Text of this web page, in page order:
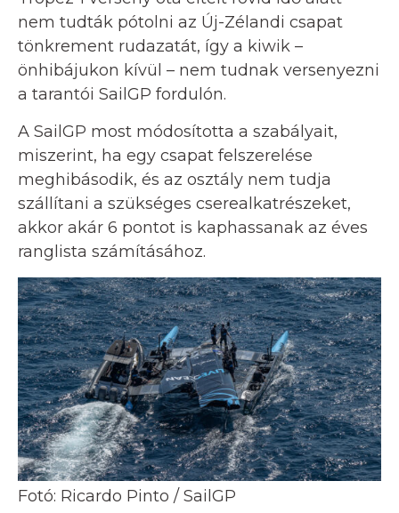
nem tudták pótolni az Új-Zélandi csapat
tönkrement rudazatát, így a kiwik –
önhibájukon kívül – nem tudnak versenyezni
a tarantói SailGP fordulón.
A SailGP most módosította a szabályait,
miszerint, ha egy csapat felszerelése
meghibásodik, és az osztály nem tudja
szállítani a szükséges cserealkatrészeket,
akkor akár 6 pontot is kaphassanak az éves
ranglista számításához.
Fotó: Ricardo Pinto / SailGP